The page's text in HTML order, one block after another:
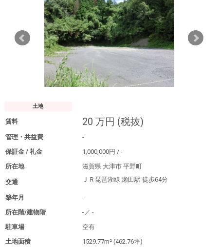
土地
賃料 20 万円 (税抜)
管理・共益費
-
保証金 / 礼金
1,000,000円 / -
所在地
滋賀県 大津市 平野町
交通 ＪＲ琵琶湖線 瀬田駅 徒歩64分
築年月
-
所在階/建物階
-／ -
駐車場
空有
土地面積
1529.77m² (462.76坪)